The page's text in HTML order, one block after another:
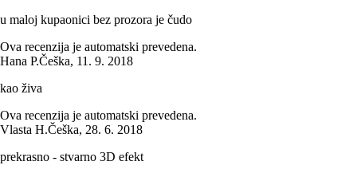
u maloj kupaonici bez prozora je čudo
Ova recenzija je automatski prevedena.
Hana P.Češka, 11. 9. 2018
kao živa
Ova recenzija je automatski prevedena.
Vlasta H.Češka, 28. 6. 2018
prekrasno - stvarno 3D efekt